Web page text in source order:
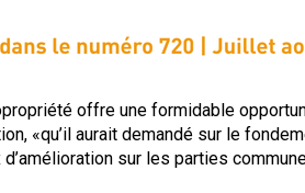
copro
Charges
Conseil syndical
Vote des résolutions
Contestation
offre une formidable
«qu’il aurait demandé sur le
sur les parties